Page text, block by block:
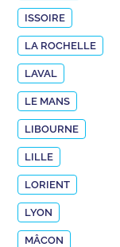
ISSOIRE
LA ROCHELLE
LAVAL
LE MANS
LIBOURNE
LILLE
LORIENT
LYON
MÂCON